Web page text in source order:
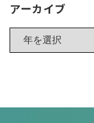
アーカイブ